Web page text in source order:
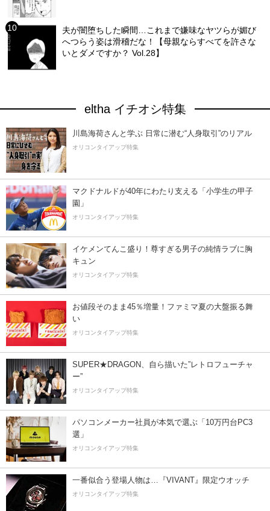
夫が闇堕ちした瞬間…これまで嫌味なヤツらが媚び
へつらう姿は滑稽だな！【母親ならすべてを許さな
いとダメですか？ Vol.28】
eltha イチオシ特集
川島海荷さんと学ぶ 日常に潜む“人身取引”のリアル
オリコンタイアップ特集
マクドナルドが40年にわたり支える「小学生の甲子
園」
オリコンタイアップ特集
イケメンてんこ盛り！尊すぎる男子の純情ラブに胸
キュン
オリコンタイアップ特集
お値段そのまま45％増量！ファミマ夏の大盤振る舞
い
オリコンタイアップ特集
SUPER★DRAGON、自ら描いた”レトロフューチャ
ー”
オリコンタイアップ特集
パソコンメーカー社員が本気で選ぶ「10万円台PC3
選」
オリコンタイアップ特集
一番似合う登場人物は…『VIVANT』限定ウオッチ
オリコンタイアップ特集